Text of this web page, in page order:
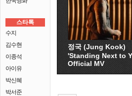
스타톡
수지
김수현
이종석
아이유
박신혜
박서준
정국 (Jung Kook)
'Standing Next to
Official MV